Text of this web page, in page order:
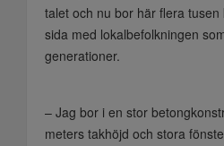
talet och nu bor här flera
sida med lokalbefolkningen
generationer.
– Jag bor i en stor
meters takhöjd och stora